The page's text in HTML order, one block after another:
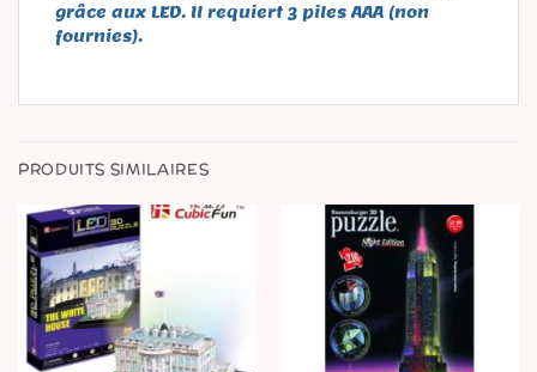
grâce aux LED. Il requiert 3 piles AAA (non
fournies).
PRODUITS SIMILAIRES